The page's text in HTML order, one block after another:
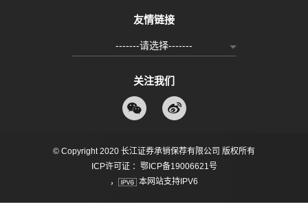
友情链接
-------请选择-------
关注我们
© Copyright 2020 长江证券承销保荐有限公司 版权所有
ICP许可证 ：鄂ICP备19006621号
，
本网站支持IPV6